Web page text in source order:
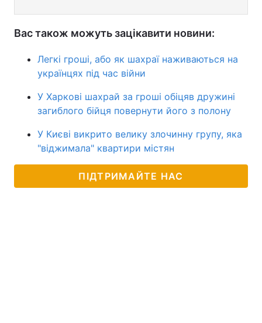
Вас також можуть зацікавити новини:
Легкі гроші, або як шахраї наживаються на
українцях під час війни
У Харкові шахрай за гроші обіцяв дружині
загиблого бійця повернути його з полону
У Києві викрито велику злочинну групу, яка
"віджимала" квартири містян
ПІДТРИМАЙТЕ НАС